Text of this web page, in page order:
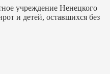
учреждение Ненецкого
и детей, оставшихся без